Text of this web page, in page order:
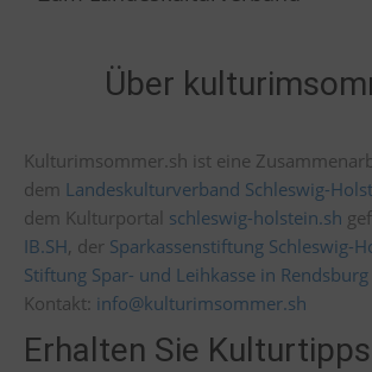
Über
Kulturimsommer.sh ist eine
dem Landeskulturverband Schleswig-
dem Kulturportal schleswig-holstein.sh
IB.SH, der Sparkassenstiftung Schleswig-
Stiftung Spar- und Leihkasse in Rendsburg
Kontakt: info@kulturimsommer.sh
Erhalten Sie